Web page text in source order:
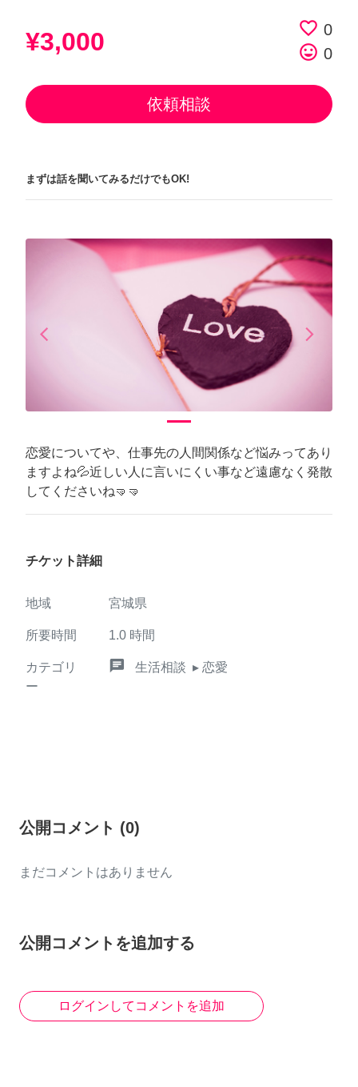
¥3,000 favorite_border 0
tag_faces 0
依頼相談
まずは話を聞いてみるだけでもOK!
arrow_back_iosPrevious arrow_forward_iosNext
恋愛についてや、仕事先の人間関係など悩みってあり
ますよね💦近しい人に言いにくい事など遠慮なく発散
してくださいね🤜🤜
チケット詳細
地域 宮城県
所要時間 1.0 時間
カテゴリ
ー
chat 生活相談 ▸ 恋愛
公開コメント (0)
まだコメントはありません
公開コメントを追加する
ログインしてコメントを追加